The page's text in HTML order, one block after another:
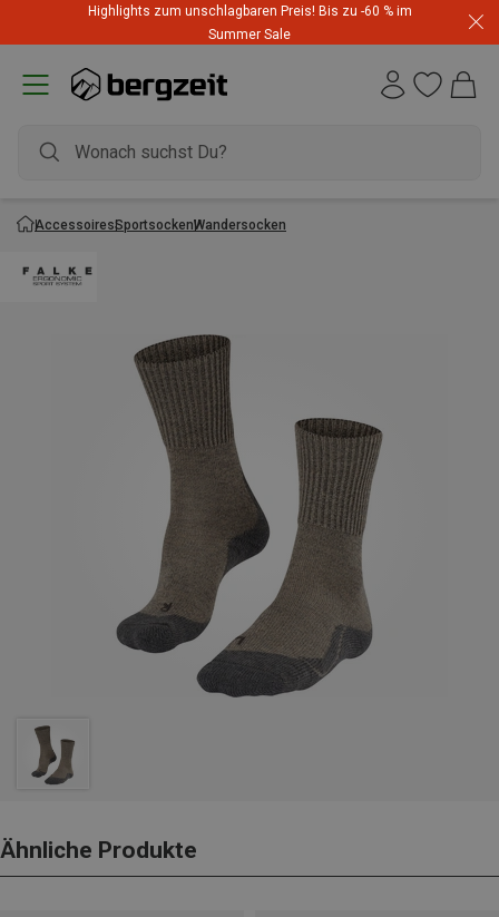
Highlights zum unschlagbaren Preis! Bis zu -60 % im
Summer Sale
AccessoiresSportsockenWandersocken
Ähnliche Produkte